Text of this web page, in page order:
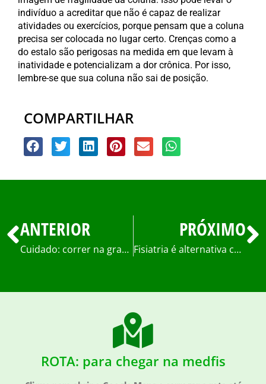
indivíduo a acreditar que não é capaz de realizar
atividades ou exercícios, porque pensam que a coluna
precisa ser colocada no lugar certo. Crenças como a
do estalo são perigosas na medida em que levam à
inatividade e potencializam a dor crônica. Por isso,
lembre-se que sua coluna não sai de posição.
COMPARTILHAR
ANTERIOR
Cuidado: correr na grama ou na areia prejudica os joelhos
PRÓXIMO
Fisiatria é alternativa capaz de restabelecer a funcionalidade do organismo
ROTA: para chegar na medfis